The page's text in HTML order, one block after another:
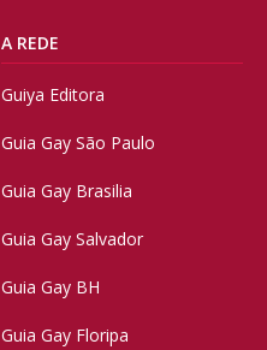
A REDE
Guiya Editora
Guia Gay São Paulo
Guia Gay Brasilia
Guia Gay Salvador
Guia Gay BH
Guia Gay Floripa